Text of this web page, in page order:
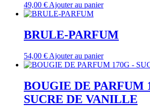
49,00 € Ajouter au panier
BRULE-PARFUM
54,00 € Ajouter au panier
BOUGIE DE PARFUM
SUCRE DE VANILLE